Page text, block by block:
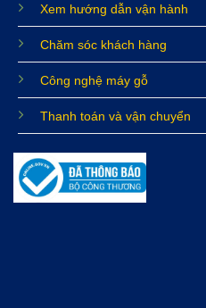
Xem hướng dẫn vận hành
Chăm sóc khách hàng
Công nghệ máy gỗ
Thanh toán và vận chuyển